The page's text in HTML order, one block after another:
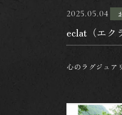
2025.05.04
eclat（エク
心のラグジュア